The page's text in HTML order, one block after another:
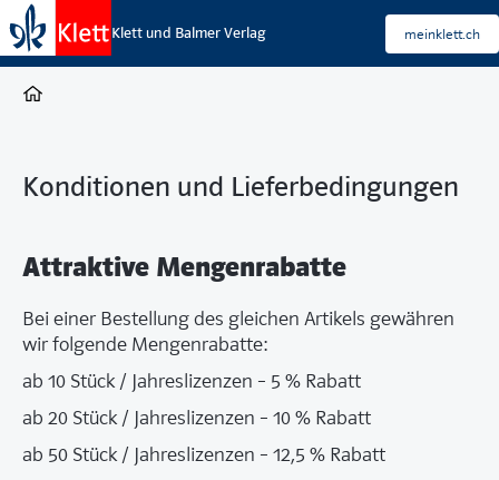
Klett und Balmer Verlag meinklett.ch
Konditionen und Lieferbedingungen
Attraktive Mengenrabatte
Bei einer Bestellung des gleichen Artikels gewähren
wir folgende Mengenrabatte:
ab 10 Stück / Jahreslizenzen – 5 % Rabatt
ab 20 Stück / Jahreslizenzen – 10 % Rabatt
ab 50 Stück / Jahreslizenzen – 12,5 % Rabatt